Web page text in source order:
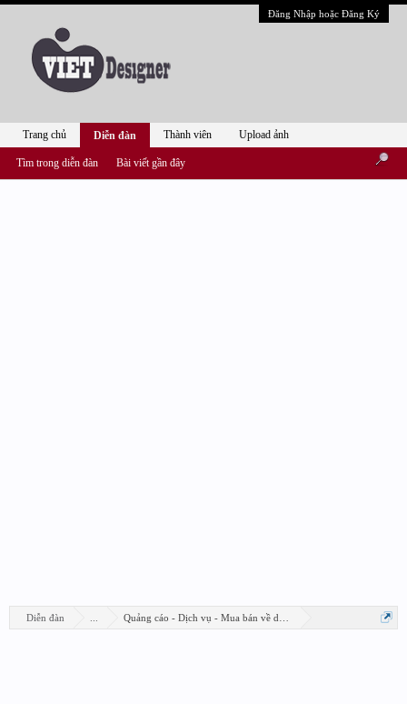
Đăng Nhập hoặc Đăng Ký
Diễn đàn Quảng cáo - Dịch vụ - Mua bán về design
Trang chủ Diễn đàn
Tìm trong diễn đàn Bài viết gần đây
Thành viên Upload ảnh